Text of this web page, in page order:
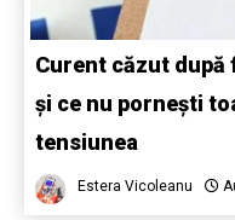
Curent căzut după
și ce nu pornești
tensiunea
Estera Vicoleanu